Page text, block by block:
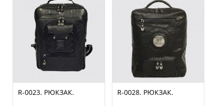
R-0023. РЮКЗАК. R-0028. РЮКЗАК.